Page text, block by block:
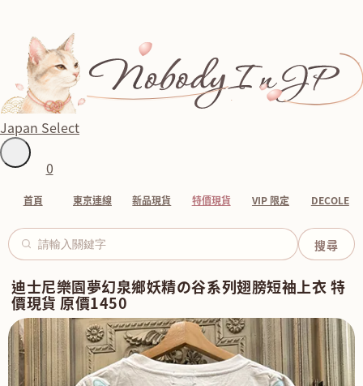
Japan Select
0
首頁 東京連線 新品現貨 特價現貨 VIP 限定 DECOLE
迪士尼樂園夢幻泉鄉妖精の谷系列翅膀短袖上衣 特
價現貨 原價1450